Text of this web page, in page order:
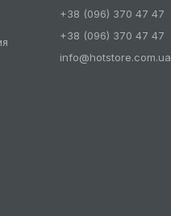
+38 (096) 370 47 47
+38 (096) 370 47 47
info@hotstore.com.ua